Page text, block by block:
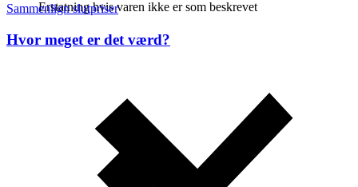
Erstatning hvis varen ikke er som beskrevet
Sammenlign slutpriser
Hvor meget er det værd?